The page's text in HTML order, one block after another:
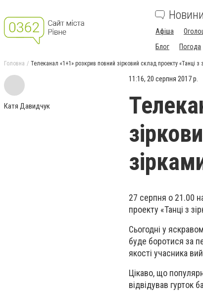
Новини
Афіша
Блог
Погода
Головна Телеканал «1+1» розкрив повний зірковий склад проекту «Танці з
Катя Давидчук
11:16, 20 серпня 2017 р.
27 серпня о 21.00
проекту «Танці з
Сьогодні у
буде боротися за
якості учасника
Цікаво, що
відвідував гурток